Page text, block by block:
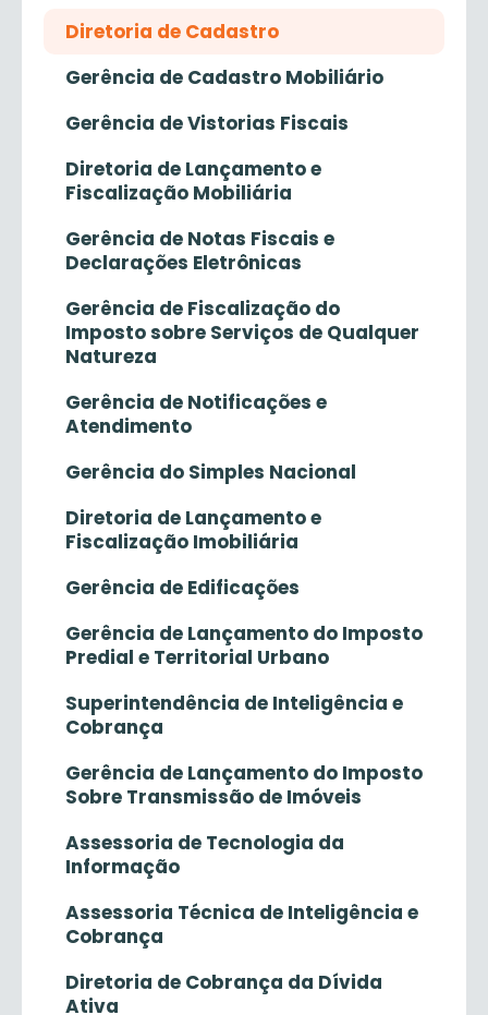
Diretoria de Cadastro
Gerência de Cadastro Mobiliário
Gerência de Vistorias Fiscais
Diretoria de Lançamento e
Fiscalização Mobiliária
Gerência de Notas Fiscais e
Declarações Eletrônicas
Gerência de Fiscalização do
Imposto sobre Serviços de Qualquer
Natureza
Gerência de Notificações e
Atendimento
Gerência do Simples Nacional
Diretoria de Lançamento e
Fiscalização Imobiliária
Gerência de Edificações
Gerência de Lançamento do Imposto
Predial e Territorial Urbano
Superintendência de Inteligência e
Cobrança
Gerência de Lançamento do Imposto
Sobre Transmissão de Imóveis
Assessoria de Tecnologia da
Informação
Assessoria Técnica de Inteligência e
Cobrança
Diretoria de Cobrança da Dívida
Ativa